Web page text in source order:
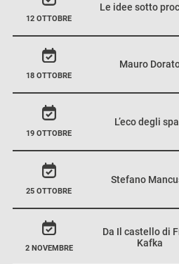
12 OTTOBRE
Le idee sotto
18 OTTOBRE
Mauro
19 OTTOBRE
L’eco degli
25 OTTOBRE
Stefano
2 NOVEMBRE
Da Il castello di
Kafka